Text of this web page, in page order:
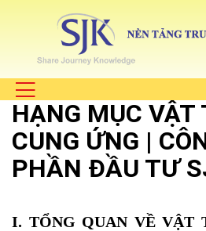
HẠNG MỤC VẬT
CUNG ỨNG |
PHẦN ĐẦU TƯ
I. TỔNG QUAN VỀ VẬT